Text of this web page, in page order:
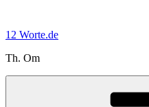
springen
12 Worte.de
Th. Om